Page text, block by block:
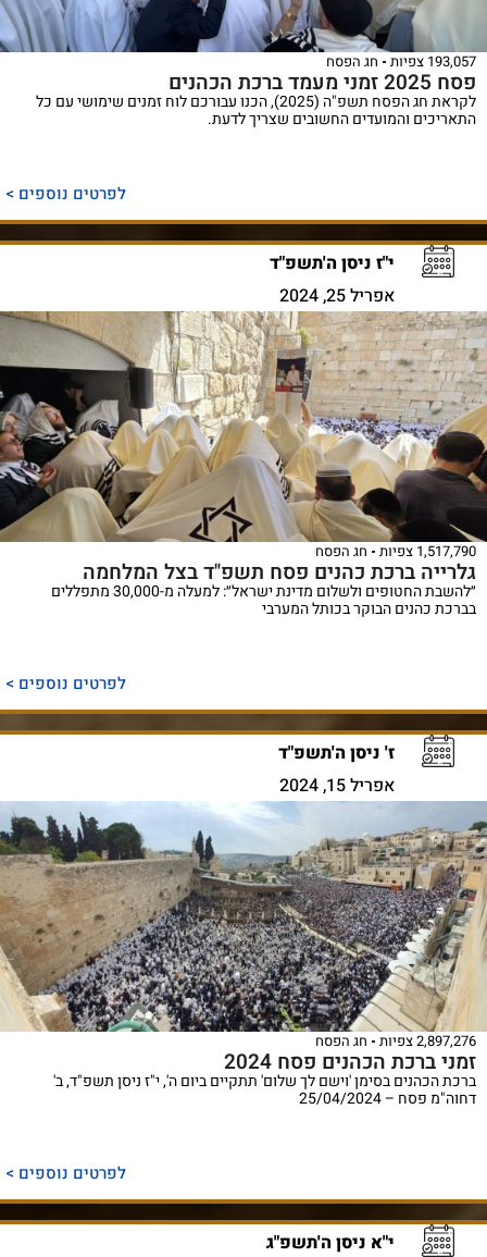
193,057 צפיות חג הפסח
פסח 2025 זמני מעמד ברכת הכהנים
לקראת חג הפסח תשפ"ה (2025), הכנו עבורכם לוח זמנים שימושי עם כל
התאריכים והמועדים החשובים שצריך לדעת.
לפרטים נוספים >
י"ז ניסן ה'תשפ"ד
אפריל 25, 2024
1,517,790 צפיות חג הפסח
גלרייה ברכת כהנים פסח תשפ"ד בצל המלחמה
״להשבת החטופים ולשלום מדינת ישראל״: למעלה מ-30,000 מתפללים
בברכת כהנים הבוקר בכותל המערבי
לפרטים נוספים >
ז' ניסן ה'תשפ"ד
אפריל 15, 2024
2,897,276 צפיות חג הפסח
זמני ברכת הכהנים פסח 2024
ברכת הכהנים בסימן 'וישם לך שלום' תתקיים ביום ה', י"ז ניסן תשפ"ד, ב'
דחוה"מ פסח – 25/04/2024
לפרטים נוספים >
י"א ניסן ה'תשפ"ג